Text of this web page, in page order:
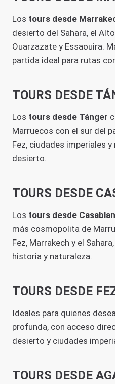
Los tours desde
desierto del Sahara, el
Ouarzazate y Essaouira.
partida ideal para rutas
TOURS DESDE
Los tours desde Tánger
Marruecos con el sur del
Fez, ciudades imperiales
desierto.
TOURS DESDE
Los tours desde
más cosmopolita de
Fez, Marrakech y el
historia y naturaleza.
TOURS DESDE
Ideales para quienes
profunda, con acceso
desierto y ciudades
TOURS DESDE